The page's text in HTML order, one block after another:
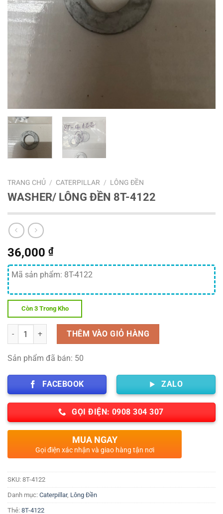
TRANG CHỦ / CATERPILLAR / LÔNG ĐỀN
WASHER/ LÔNG ĐỀN 8T-4122
36,000 ₫
Mã sản phẩm: 8T-4122
Còn 3 Trong Kho
Số lượng THÊM VÀO GIỎ HÀNG
Sản phẩm đã bán: 50
FACEBOOK ZALO
GỌI ĐIỆN: 0908 304 307
MUA NGAY
Gọi điện xác nhận và giao hàng tận nơi
SKU: 8T-4122
Danh mục: Caterpillar, Lông Đền
Thẻ: 8T-4122